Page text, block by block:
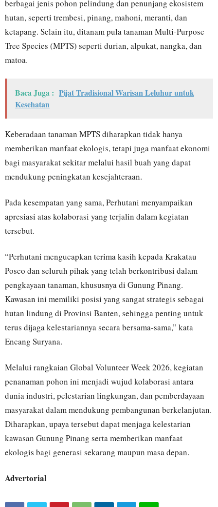
berbagai jenis pohon pelindung dan penunjang ekosistem
hutan, seperti trembesi, pinang, mahoni, meranti, dan
ketapang. Selain itu, ditanam pula tanaman Multi-Purpose
Tree Species (MPTS) seperti durian, alpukat, nangka, dan
matoa.
Baca Juga : Pijat Tradisional Warisan Leluhur untuk
Kesehatan
Keberadaan tanaman MPTS diharapkan tidak hanya
memberikan manfaat ekologis, tetapi juga manfaat ekonomi
bagi masyarakat sekitar melalui hasil buah yang dapat
mendukung peningkatan kesejahteraan.
Pada kesempatan yang sama, Perhutani menyampaikan
apresiasi atas kolaborasi yang terjalin dalam kegiatan
tersebut.
“Perhutani mengucapkan terima kasih kepada Krakatau
Posco dan seluruh pihak yang telah berkontribusi dalam
pengkayaan tanaman, khususnya di Gunung Pinang.
Kawasan ini memiliki posisi yang sangat strategis sebagai
hutan lindung di Provinsi Banten, sehingga penting untuk
terus dijaga kelestariannya secara bersama-sama,” kata
Encang Suryana.
Melalui rangkaian Global Volunteer Week 2026, kegiatan
penanaman pohon ini menjadi wujud kolaborasi antara
dunia industri, pelestarian lingkungan, dan pemberdayaan
masyarakat dalam mendukung pembangunan berkelanjutan.
Diharapkan, upaya tersebut dapat menjaga kelestarian
kawasan Gunung Pinang serta memberikan manfaat
ekologis bagi generasi sekarang maupun masa depan.
Advertorial